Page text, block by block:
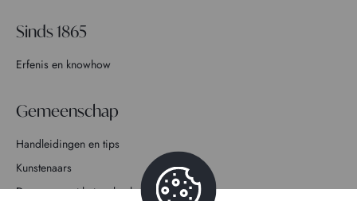
Sinds 1865
Erfenis en knowhow
Gemeenschap
Handleidingen en tips
Kunstenaars
Doe mee met het verhaal